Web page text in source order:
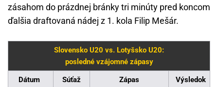
zásahom do prázdnej bránky tri minúty pred koncom
ďalšia draftovaná nádej z 1. kola Filip Mešár.
Slovensko U20 vs. Lotyšsko U20:
posledné vzájomné zápasy
Dátum Súťaž Zápas Výsledok